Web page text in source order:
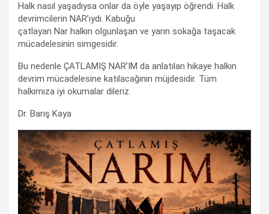
Halk nasıl yaşadıysa onlar da öyle yaşayıp öğrendi. Halk
devrimcilerin NAR’ıydı. Kabuğu
çatlayan Nar halkın olgunlaşan ve yarın sokağa taşacak
mücadelesinin simgesidir.
Bu nedenle ÇATLAMIŞ NAR’IM da anlatılan hikaye halkın
devrim mücadelesine katılacağının müjdesidir. Tüm
halkımıza iyi okumalar dileriz.
Dr. Barış Kaya